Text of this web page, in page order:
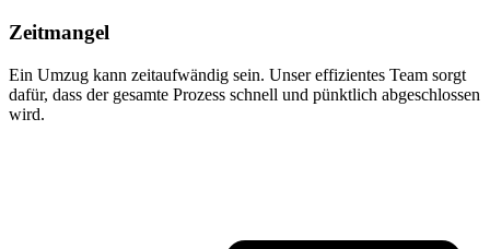
Zeitmangel
Ein Umzug kann zeitaufwändig sein. Unser effizientes Team sorgt
dafür, dass der gesamte Prozess schnell und pünktlich abgeschlossen
wird.